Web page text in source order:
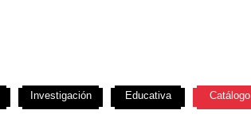
Investigación Educativa Catálogo